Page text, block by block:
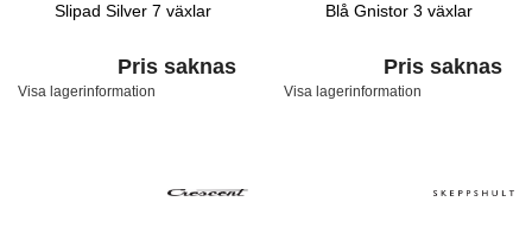
Slipad Silver 7 växlar
Pris saknas
Visa lagerinformation
Blå Gnistor 3 växlar
Pris saknas
Visa lagerinformation